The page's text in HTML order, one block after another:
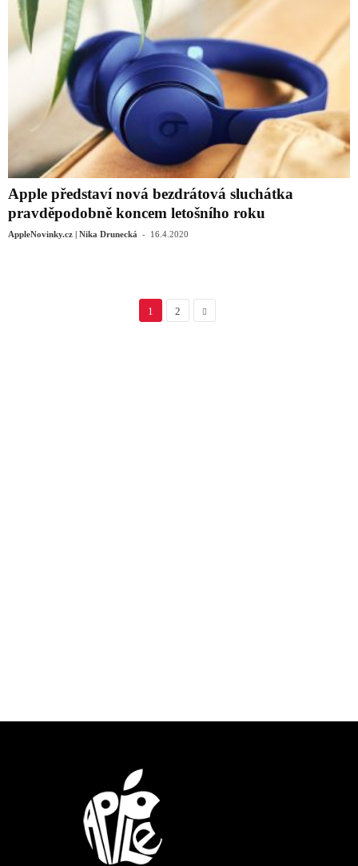
Apple představí nová bezdrátová sluchátka
pravděpodobně koncem letošního roku
AppleNovinky.cz | Nika Drunecká - 16.4.2020
1 2